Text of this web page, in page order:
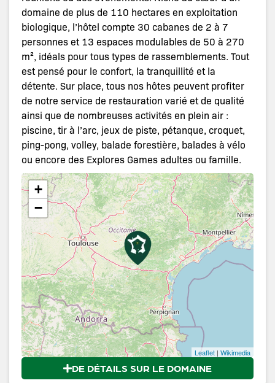
domaine de plus de 110 hectares en exploitation
biologique, l’hôtel compte 30 cabanes de 2 à 7
personnes et 13 espaces modulables de 50 à 270
m², idéals pour tous types de rassemblements. Tout
est pensé pour le confort, la tranquillité et la
détente. Sur place, tous nos hôtes peuvent profiter
de notre service de restauration varié et de qualité
ainsi que de nombreuses activités en plein air :
piscine, tir à l’arc, jeux de piste, pétanque, croquet,
ping-pong, volley, balade forestière, balades à vélo
ou encore des Explores Games adultes ou famille.
+
−
Leaflet | Wikimedia
DE DÉTAILS SUR LE DOMAINE